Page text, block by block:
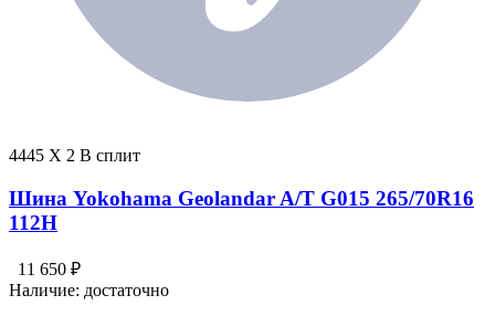
4445 X 2 В сплит
Шина Yokohama Geolandar A/T G015 265/70R16
112H
11 650 ₽
Наличие: достаточно